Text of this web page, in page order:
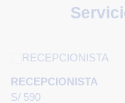
RECEPCIONISTA
S/ 590